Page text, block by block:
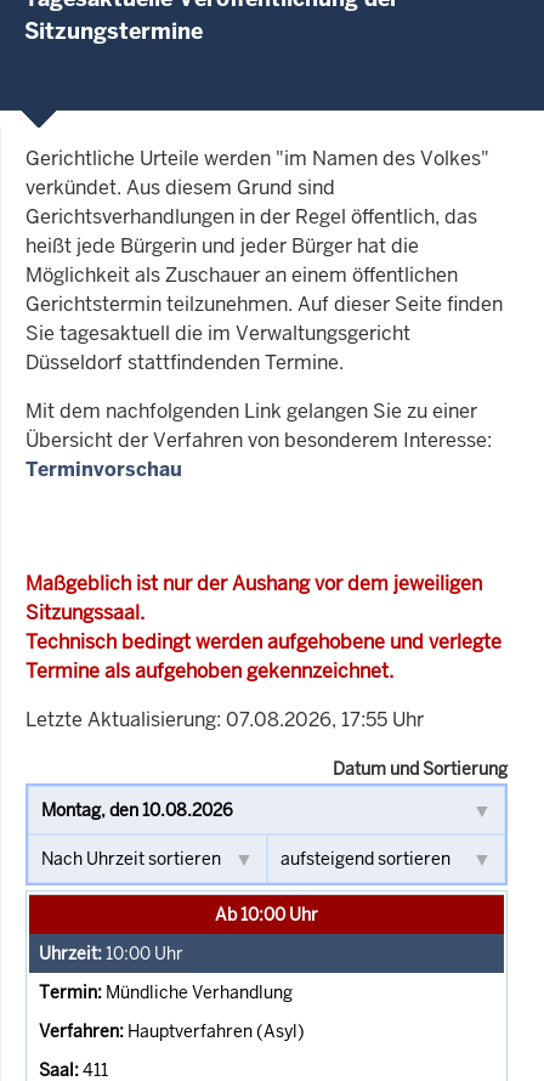
Sitzungstermine
Gerichtliche Urteile werden "im Namen des Volkes"
verkündet. Aus diesem Grund sind
Gerichtsverhandlungen in der Regel öffentlich, das
heißt jede Bürgerin und jeder Bürger hat die
Möglichkeit als Zuschauer an einem öffentlichen
Gerichtstermin teilzunehmen. Auf dieser Seite finden
Sie tagesaktuell die im Verwaltungsgericht
Düsseldorf stattfindenden Termine.
Mit dem nachfolgenden Link gelangen Sie zu einer
Übersicht der Verfahren von besonderem Interesse:
Terminvorschau
Maßgeblich ist nur der Aushang vor dem jeweiligen
Sitzungssaal.
Technisch bedingt werden aufgehobene und verlegte
Termine als aufgehoben gekennzeichnet.
Letzte Aktualisierung: 07.08.2026, 17:55 Uhr
Datum und Sortierung
Ab 10:00 Uhr
10:00 Uhr
Mündliche Verhandlung
Hauptverfahren (Asyl)
411